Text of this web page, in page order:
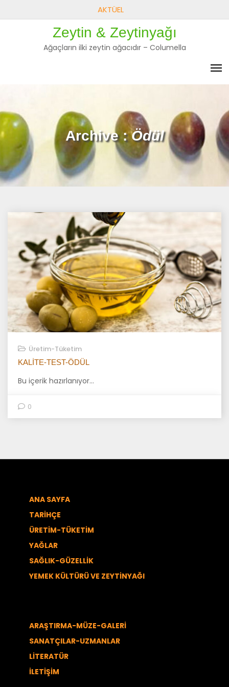
to
AKTÜEL
Zeytin & Zeytinyağı
Ağaçların ilki zeytin ağacıdır – Columella
Archive :Ödül
Üretim-Tüketim
KALITE-TEST-ÖDÜL
Bu içerik hazırlanıyor…
0
ANA SAYFA
TARİHÇE
ÜRETİM-TÜKETİM
YAĞLAR
SAĞLIK-GÜZELLİK
YEMEK KÜLTÜRÜ VE ZEYTİNYAĞI
ARAŞTIRMA-MÜZE-GALERİ
SANATÇILAR-UZMANLAR
LİTERATÜR
İLETİŞİM